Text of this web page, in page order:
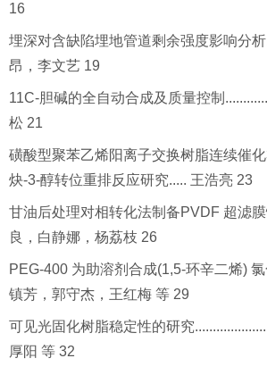
16
埋深对含缺陷埋地管道剩余强度影响分析
昂，李文艺 19
11C-胆碱的全自动合成及质量控制
松 21
磺酸型聚苯乙烯阳离子交换树脂连续催
炔-3-醇转位重排反应研究..... 王浩亮 23
甘油后处理对相转化法制备PVDF 超滤
良，白静娜，杨荔枝 26
PEG-400 为助溶剂合成(1,5-环辛二烯)
镇芳，郭守杰，王红梅 等 29
可见光固化树脂稳定性的研究
厚阳 等 32